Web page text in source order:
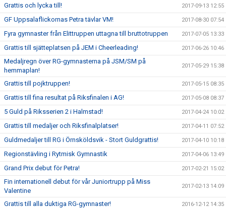
Grattis och lycka till! 2017-09-13 12:55
GF Uppsalaflickornas Petra tävlar VM! 2017-08-30 07:54
Fyra gymnaster från Elittruppen uttagna till bruttotruppen 2017-07-05 13:33
Grattis till sjätteplatsen på JEM i Cheerleading! 2017-06-26 10:46
Medaljregn över RG-gymnasterna på JSM/SM på
hemmaplan!
2017-05-29 15:38
Grattis till pojktruppen! 2017-05-15 08:35
Grattis till fina resultat på Riksfinalen i AG! 2017-05-08 08:37
5 Guld på Riksserien 2 i Halmstad! 2017-04-24 10:02
Grattis till medaljer och Riksfinalplatser! 2017-04-11 07:52
Guldmedaljer till RG i Örnsköldsvik - Stort Guldgrattis! 2017-04-10 10:18
Regionstävling i Rytmisk Gymnastik 2017-04-06 13:49
Grand Prix debut för Petra! 2017-02-21 15:02
Fin internationell debut för vår Juniortrupp på Miss
Valentine
2017-02-13 14:09
Grattis till alla duktiga RG-gymnaster! 2016-12-12 14:35